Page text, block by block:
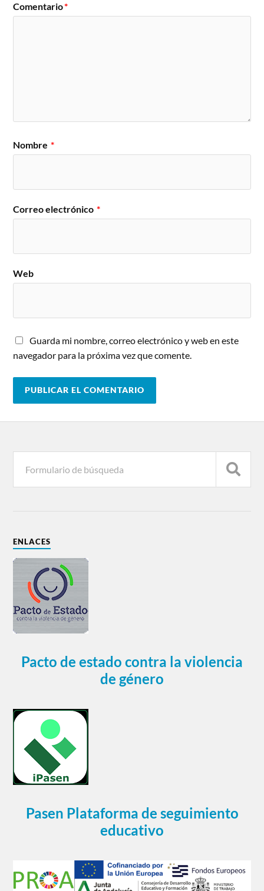
Comentario*
Nombre *
Correo electrónico *
Web
Guarda mi nombre, correo electrónico y web en este
navegador para la próxima vez que comente.
ENLACES
Pacto de estado contra la violencia
de género
Pasen Plataforma de seguimiento
educativo